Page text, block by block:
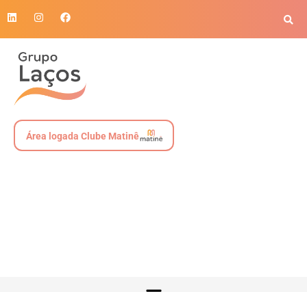
Área logada Clube Matinê